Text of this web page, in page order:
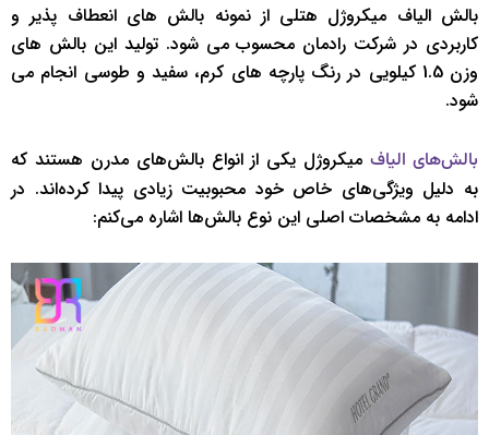
بالش الیاف میکروژل هتلی از نمونه بالش های انعطاف پذیر و
کاربردی در شرکت رادمان محسوب می شود. تولید این بالش های
وزن 1.5 کیلویی در رنگ پارچه های کرم، سفید و طوسی انجام می
شود.
بالش‌های الیافمیکروژل یکی از انواع بالش‌های مدرن هستند که
به دلیل ویژگی‌های خاص خود محبوبیت زیادی پیدا کرده‌اند. در
ادامه به مشخصات اصلی این نوع بالش‌ها اشاره می‌کنم: